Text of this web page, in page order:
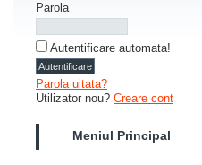
Parola
Autentificare automata!
Parola uitata?
Utilizator nou? Creare cont
Meniul Principal